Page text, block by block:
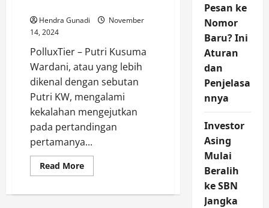
Hendra Gunadi
November
14, 2024
PolluxTier – Putri Kusuma
Wardani, atau yang lebih
dikenal dengan sebutan
Putri KW, mengalami
kekalahan mengejutkan
pada pertandingan
pertamanya...
Read MoreRead
more
KW
Pesan ke
Nomor
Baru? Ini
Aturan
dan
Penjelasa
nnya
Investor
Asing
Mulai
Beralih
ke SBN
Jangka